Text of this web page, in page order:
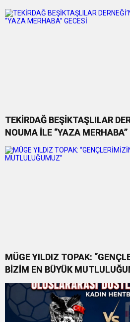
TEKİRDAĞ BEŞİKTAŞLILAR
NOUMA İLE “YAZA MERHABA”
MÜGE YILDIZ TOPAK:
BİZİM EN BÜYÜK